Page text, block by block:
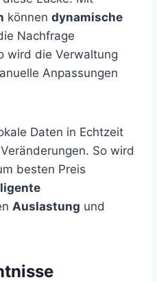
können dynamische
Nachfrage
wird die Verwaltung
Anpassungen
Daten in Echtzeit
So wird
besten Preis
Auslastung und